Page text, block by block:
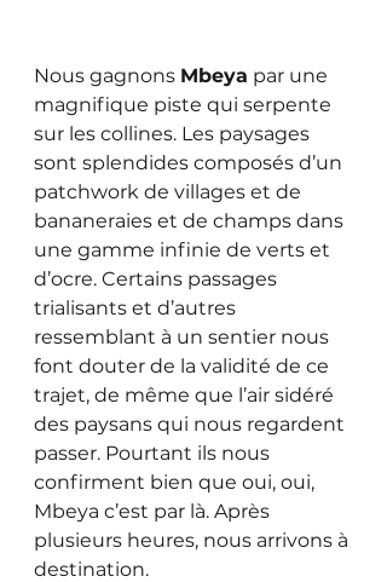
Nous gagnons Mbeya par une
magnifique piste qui serpente
sur les collines. Les paysages
sont splendides composés d’un
patchwork de villages et de
bananeraies et de champs dans
une gamme infinie de verts et
d’ocre. Certains passages
trialisants et d’autres
ressemblant à un sentier nous
font douter de la validité de ce
trajet, de même que l’air sidéré
des paysans qui nous regardent
passer. Pourtant ils nous
confirment bien que oui, oui,
Mbeya c’est par là. Après
plusieurs heures, nous arrivons à
destination.